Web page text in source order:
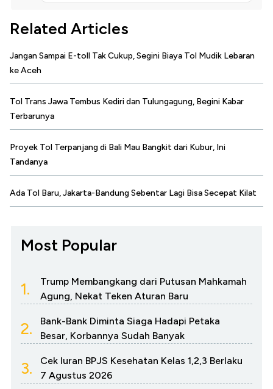
Related Articles
Jangan Sampai E-toll Tak Cukup, Segini Biaya Tol Mudik Lebaran
ke Aceh
Tol Trans Jawa Tembus Kediri dan Tulungagung, Begini Kabar
Terbarunya
Proyek Tol Terpanjang di Bali Mau Bangkit dari Kubur, Ini
Tandanya
Ada Tol Baru, Jakarta-Bandung Sebentar Lagi Bisa Secepat Kilat
Most Popular
1.
Trump Membangkang dari Putusan Mahkamah
Agung, Nekat Teken Aturan Baru
2.
Bank-Bank Diminta Siaga Hadapi Petaka
Besar, Korbannya Sudah Banyak
3.
Cek Iuran BPJS Kesehatan Kelas 1,2,3 Berlaku
7 Agustus 2026